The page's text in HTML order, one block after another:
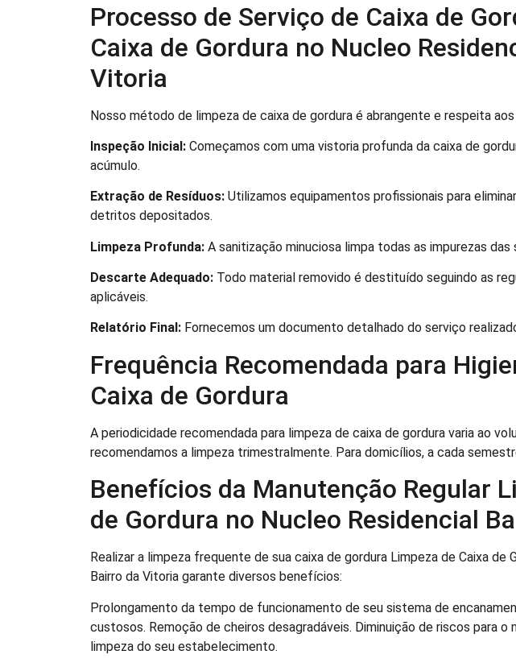
Processo de Serviço de Caixa de
Caixa de Gordura no Nucleo
Vitoria
Nosso método de limpeza de caixa de gordura é abrangente e respeita
Inspeção Inicial: Começamos com uma vistoria profunda da caixa de
acúmulo.
Extração de Resíduos: Utilizamos equipamentos profissionais para
detritos depositados.
Limpeza Profunda: A sanitização minuciosa limpa todas as impurezas
Descarte Adequado: Todo material removido é destituído seguindo as
aplicáveis.
Relatório Final: Fornecemos um documento detalhado do serviço
Frequência Recomendada para
Caixa de Gordura
A periodicidade recomendada para limpeza de caixa de gordura varia ao
recomendamos a limpeza trimestralmente. Para domicílios, a cada
Benefícios da Manutenção Regular
de Gordura no Nucleo Residencial
Realizar a limpeza frequente de sua caixa de gordura Limpeza de Caixa de
Bairro da Vitoria garante diversos benefícios:
Prolongamento da tempo de funcionamento de seu sistema de
custosos. Remoção de cheiros desagradáveis. Diminuição de riscos para o
limpeza do seu estabelecimento.